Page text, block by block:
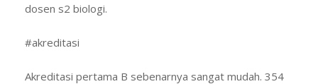
dosen s2 biologi.
#akreditasi
Akreditasi pertama B sebenarnya sangat mudah. 354